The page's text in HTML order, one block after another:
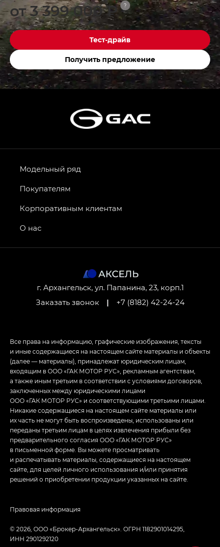
от 3 399 000 ₽ ?
Тест-драйв
Получить предложение
г. Архангельск, ул. Папанина, 23, корп.1
Заказать звонок
| +7 (8182) 42-24-24
Модельный ряд
Покупателям
Корпоративным клиентам
О нас
Все права на информацию, графические изображения, тексты
и иные содержащиеся на настоящем сайте материалы и объекты
(далее — материалы), принадлежат юридическим лицам,
входящим в ООО «ГАК МОТОР РУС», рекламным агентствам,
а также иным третьим в соответствии с условиями договоров,
заключенных между юридическими лицами
ООО «ГАК МОТОР РУС» и соответствующими третьими лицами.
Никакие содержащиеся на настоящем сайте материалы или
их часть не могут быть воспроизведены, использованы или
переданы третьим лицам в целях извлечения прибыли без
предварительного согласия ООО «ГАК МОТОР РУС»
в письменной форме. Вы можете просматривать
и распечатывать материалы, содержащиеся на настоящем
сайте, для целей личного использования и/или принятия
решений о приобретении продукции указанных на сайте.
© 2026, ООО «Брокер-Архангельск». ОГРН 1182901014295,
ИНН 2901292120
Правовая информация